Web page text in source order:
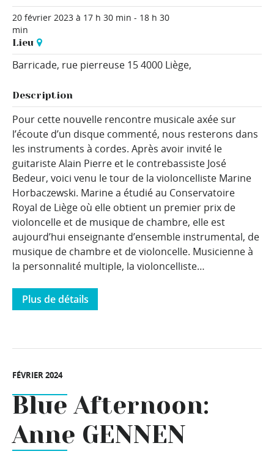
20 février 2023 à 17 h 30 min - 18 h 30
min
Lieu
Barricade, rue pierreuse 154000 Liège,
Description
Pour cette nouvelle rencontre musicale axée sur
l’écoute d’un disque commenté, nous resterons dans
les instruments à cordes. Après avoir invité le
guitariste Alain Pierre et le contrebassiste José
Bedeur, voici venu le tour de la violoncelliste Marine
Horbaczewski. Marine a étudié au Conservatoire
Royal de Liège où elle obtient un premier prix de
violoncelle et de musique de chambre, elle est
aujourd’hui enseignante d’ensemble instrumental, de
musique de chambre et de violoncelle. Musicienne à
la personnalité multiple, la violoncelliste…
Plus de détails
FÉVRIER 2024
Blue Afternoon:
Anne GENNEN